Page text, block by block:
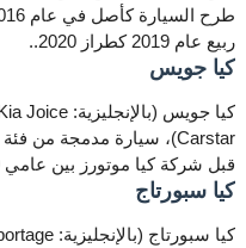
ربيع عام 2019 كطراز 2020..
كيا جويس
قبل شركة كيا موتورز بين عامي 1999 و 2003.
كيا سبورتاج